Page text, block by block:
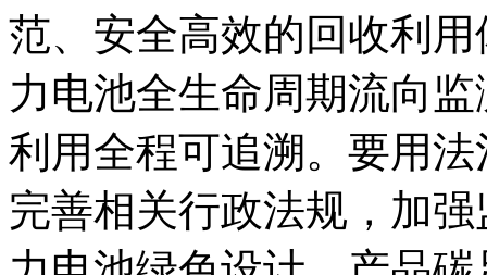
范、安全高效的回收利
力电池全生命周期流向
利用全程可追溯。要用
完善相关行政法规，加